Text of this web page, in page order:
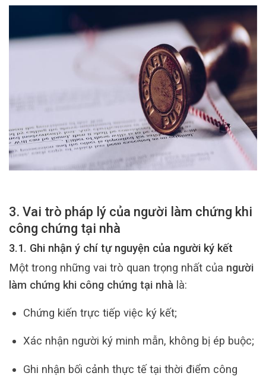
3. Vai trò pháp lý của người làm chứng khi
công chứng tại nhà
3.1. Ghi nhận ý chí tự nguyện của người ký kết
Một trong những vai trò quan trọng nhất của người
làm chứng khi công chứng tại nhà là:
Chứng kiến trực tiếp việc ký kết;
Xác nhận người ký minh mẫn, không bị ép buộc;
Ghi nhận bối cảnh thực tế tại thời điểm công